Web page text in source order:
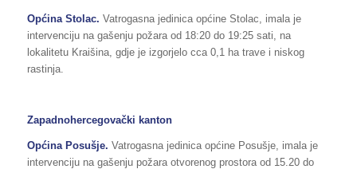
Općina Stolac. Vatrogasna jedinica općine Stolac, imala je
intervenciju na gašenju požara od 18:20 do 19:25 sati, na
lokalitetu Kraišina, gdje je izgorjelo cca 0,1 ha trave i niskog
rastinja.
Zapadnohercegovački kanton
Općina Posušje. Vatrogasna jedinica općine Posušje, imala je
intervenciju na gašenju požara otvorenog prostora od 15.20 do